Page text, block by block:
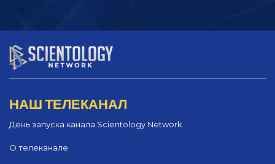
НАШ ТЕЛЕКАНАЛ
День запуска канала Scientology Network
О телеканале